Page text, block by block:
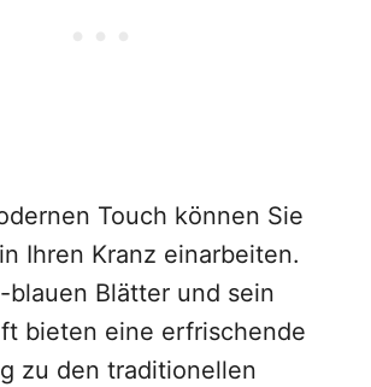
Touch können Sie
in Ihren Kranz einarbeiten.
blauen Blätter und sein
bieten eine erfrischende
zu den traditionellen